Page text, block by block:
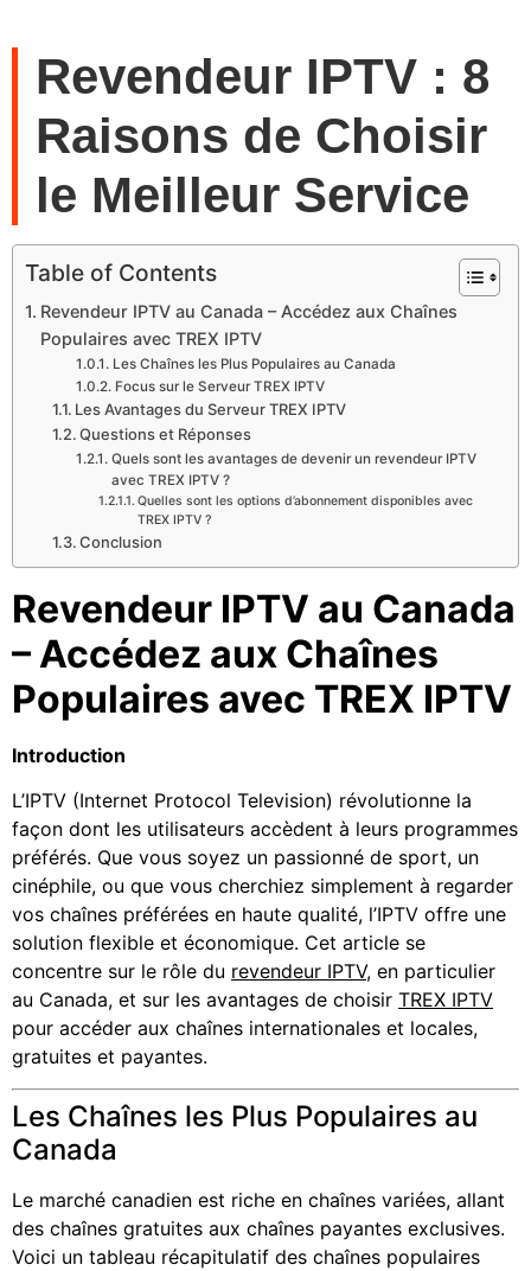
Revendeur IPTV : 8
Raisons de Choisir
le Meilleur Service
Table of Contents
Revendeur IPTV au Canada – Accédez aux Chaînes
Populaires avec TREX IPTV
Les Chaînes les Plus Populaires au Canada
Focus sur le Serveur TREX IPTV
Les Avantages du Serveur TREX IPTV
Questions et Réponses
Quels sont les avantages de devenir un revendeur IPTV
avec TREX IPTV ?
Quelles sont les options d’abonnement disponibles avec
TREX IPTV ?
Conclusion
Revendeur IPTV au Canada
– Accédez aux Chaînes
Populaires avec TREX IPTV
Introduction
L’IPTV (Internet Protocol Television) révolutionne la
façon dont les utilisateurs accèdent à leurs programmes
préférés. Que vous soyez un passionné de sport, un
cinéphile, ou que vous cherchiez simplement à regarder
vos chaînes préférées en haute qualité, l’IPTV offre une
solution flexible et économique. Cet article se
concentre sur le rôle du revendeur IPTV, en particulier
au Canada, et sur les avantages de choisir TREX IPTV
pour accéder aux chaînes internationales et locales,
gratuites et payantes.
Les Chaînes les Plus Populaires au
Canada
Le marché canadien est riche en chaînes variées, allant
des chaînes gratuites aux chaînes payantes exclusives.
Voici un tableau récapitulatif des chaînes populaires